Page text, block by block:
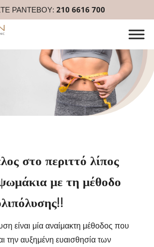
ΡΑΝΤΕΒΟΥ:210 6616 700
στο περιττό λίπος
με τη μέθοδο
είναι μία αναίμακτη μέθοδος που
την αυξημένη ευαισθησία των